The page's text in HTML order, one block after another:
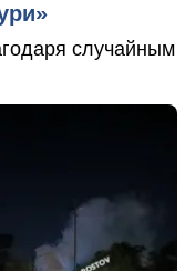
случайным